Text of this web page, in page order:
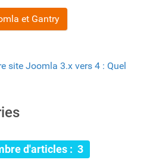
et Gantry
site Joomla 3.x vers 4 : Quel
d'articles : 3